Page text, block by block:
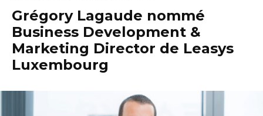
Grégory Lagaude nommé
Business Development &
Marketing Director de Leasys
Luxembourg